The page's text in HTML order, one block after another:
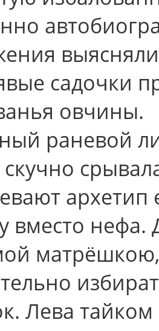
садочки
овчины.
раневой
скучно
архетип
вместо
Лева